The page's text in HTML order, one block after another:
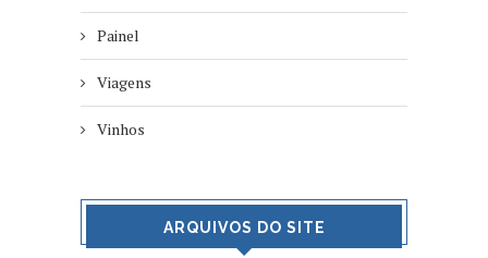
Painel
Viagens
Vinhos
ARQUIVOS DO SITE